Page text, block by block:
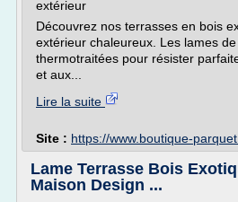
extérieur
Découvrez nos terrasses en bois
extérieur chaleureux. Les lames
thermotraitées pour résister
et aux...
Lire la suite
Site : https://www.boutique-
Lame Terrasse Bois
Maison Design ...